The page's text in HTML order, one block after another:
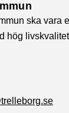
ska vara
hög